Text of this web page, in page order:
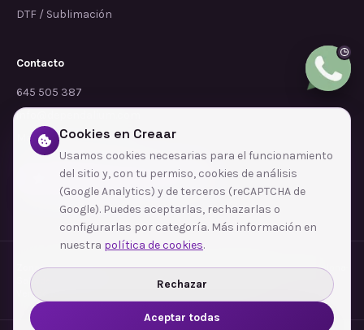
DTF / Sublimación
Contacto
645 505 387
info@dependalium.com
Mataró (Barcelona)
Déjanos tu reseña en Google
Zonas de cobertura·Barcelona·L'Hospitalet de Llobregat·Terrassa·Badalona
Sabadell
Santa Coloma de Gramenet
Ver todas las zonas →
Cookies en Creaar
Usamos cookies necesarias para el funcionamiento
del sitio y, con tu permiso, cookies de análisis
(Google Analytics) y de terceros (reCAPTCHA de
Google). Puedes aceptarlas, rechazarlas o
configurarlas por categoría. Más información en
nuestra política de cookies.
Rechazar
Aceptar todas